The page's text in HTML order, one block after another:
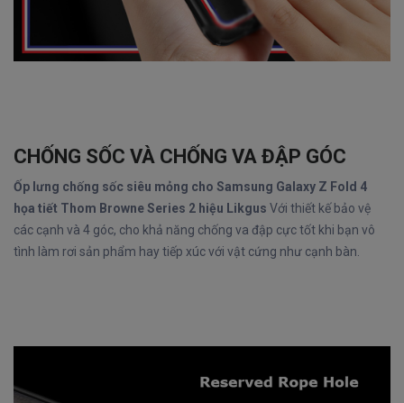
CHỐNG SỐC VÀ CHỐNG VA ĐẬP GÓC
Ốp lưng chống sốc siêu mỏng cho Samsung Galaxy Z Fold 4
họa tiết Thom Browne Series 2 hiệu Likgus Với thiết kế bảo vệ
các cạnh và 4 góc, cho khả năng chống va đập cực tốt khi bạn vô
tình làm rơi sản phẩm hay tiếp xúc với vật cứng như cạnh bàn.